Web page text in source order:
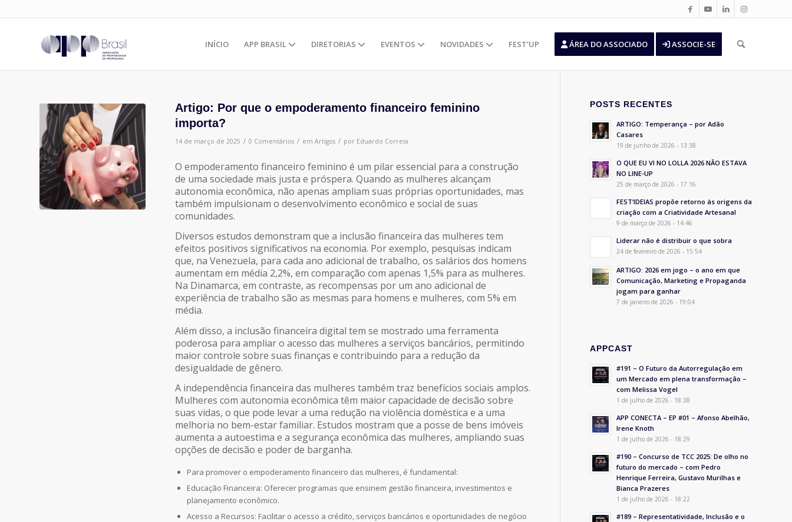
INÍCIO APP BRASIL DIRETORIAS EVENTOS NOVIDADES FEST’UP ÁREA DO ASSOCIADO ASSOCIE-SE
Artigo: Por que o empoderamento financeiro feminino
importa?
14 de março de 2025 / 0 Comentários / em Artigos / por Eduardo Correia
O empoderamento financeiro feminino é um pilar essencial para a construção
de uma sociedade mais justa e próspera. Quando as mulheres alcançam
autonomia econômica, não apenas ampliam suas próprias oportunidades, mas
também impulsionam o desenvolvimento econômico e social de suas
comunidades.
Diversos estudos demonstram que a inclusão financeira das mulheres tem
efeitos positivos significativos na economia. Por exemplo, pesquisas indicam
que, na Venezuela, para cada ano adicional de trabalho, os salários dos homens
aumentam em média 2,2%, em comparação com apenas 1,5% para as mulheres.
Na Dinamarca, em contraste, as recompensas por um ano adicional de
experiência de trabalho são as mesmas para homens e mulheres, com 5% em
média.
Além disso, a inclusão financeira digital tem se mostrado uma ferramenta
poderosa para ampliar o acesso das mulheres a serviços bancários, permitindo
maior controle sobre suas finanças e contribuindo para a redução da
desigualdade de gênero.
A independência financeira das mulheres também traz benefícios sociais amplos.
Mulheres com autonomia econômica têm maior capacidade de decisão sobre
suas vidas, o que pode levar a uma redução na violência doméstica e a uma
melhoria no bem-estar familiar. Estudos mostram que a posse de bens imóveis
aumenta a autoestima e a segurança econômica das mulheres, ampliando suas
opções de decisão e poder de barganha.
Para promover o empoderamento financeiro das mulheres, é fundamental:
Educação Financeira: Oferecer programas que ensinem gestão financeira, investimentos e
planejamento econômico.
Acesso a Recursos: Facilitar o acesso a crédito, serviços bancários e oportunidades de negócio
POSTS RECENTES
ARTIGO: Temperança – por Adão
Casares
19 de junho de 2026 - 13:38
O QUE EU VI NO LOLLA 2026 NÃO ESTAVA
NO LINE-UP
25 de março de 2026 - 17:16
FEST’IDEIAS propõe retorno às origens da
criação com a Criatividade Artesanal
9 de março de 2026 - 14:46
Liderar não é distribuir o que sobra
24 de fevereiro de 2026 - 15:54
ARTIGO: 2026 em jogo – o ano em que
Comunicação, Marketing e Propaganda
jogam para ganhar
7 de janeiro de 2026 - 19:04
APPCAST
#191 – O Futuro da Autorregulação em
um Mercado em plena transformação –
com Melissa Vogel
1 de julho de 2026 - 18:38
APP CONECTA – EP #01 – Afonso Abelhão,
Irene Knoth
1 de julho de 2026 - 18:29
#190 – Concurso de TCC 2025: De olho no
futuro do mercado – com Pedro
Henrique Ferreira, Gustavo Murilhas e
Bianca Prazeres
1 de julho de 2026 - 18:22
#189 – Representatividade, Inclusão e o